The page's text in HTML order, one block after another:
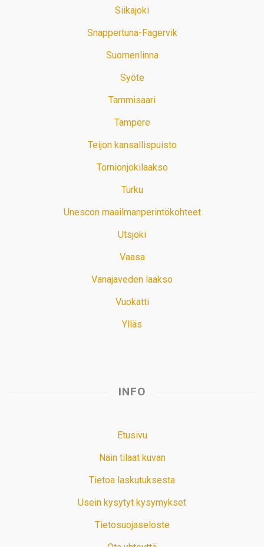
Siikajoki
Snappertuna-Fagervik
Suomenlinna
Syöte
Tammisaari
Tampere
Teijon kansallispuisto
Tornionjokilaakso
Turku
Unescon maailmanperintökohteet
Utsjoki
Vaasa
Vanajaveden laakso
Vuokatti
Ylläs
INFO
Etusivu
Näin tilaat kuvan
Tietoa laskutuksesta
Usein kysytyt kysymykset
Tietosuojaseloste